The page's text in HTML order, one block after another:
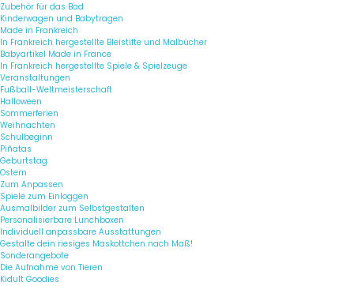
Zubehör für das Bad
Kinderwagen und Babytragen
Made in Frankreich
In Frankreich hergestellte Bleistifte und Malbücher
Babyartikel Made in France
In Frankreich hergestellte Spiele & Spielzeuge
Veranstaltungen
Fußball-Weltmeisterschaft
Halloween
Sommerferien
Weihnachten
Schulbeginn
Piñatas
Geburtstag
Ostern
Zum Anpassen
Spiele zum Einloggen
Ausmalbilder zum Selbstgestalten
Personalisierbare Lunchboxen
Individuell anpassbare Ausstattungen
Gestalte dein riesiges Maskottchen nach Maß!
Sonderangebote
Die Aufnahme von Tieren
Kidult Goodies